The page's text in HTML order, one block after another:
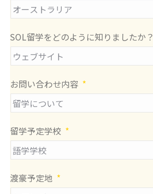
SOL留学をどのように知りましたか？
お問い合わせ内容 *
留学予定学校 *
渡豪予定地 *